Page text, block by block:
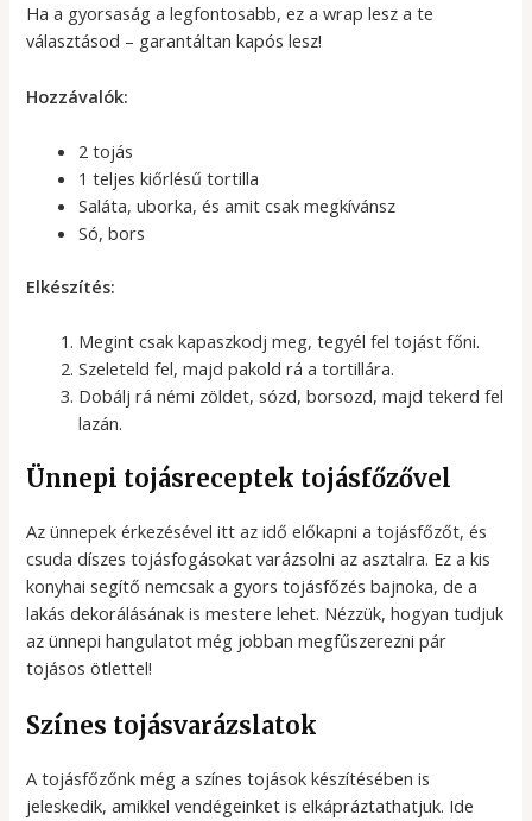
Ha a gyorsaság a legfontosabb, ez a wrap lesz a te
választásod – garantáltan kapós lesz!
Hozzávalók:
2 tojás
1 teljes kiőrlésű tortilla
Saláta, uborka, és amit csak megkívánsz
Só, bors
Elkészítés:
Megint csak kapaszkodj meg, tegyél fel tojást főni.
Szeleteld fel, majd pakold rá a tortillára.
Dobálj rá némi zöldet, sózd, borsozd, majd tekerd fel
lazán.
Ünnepi tojásreceptek tojásfőzővel
Az ünnepek érkezésével itt az idő előkapni a tojásfőzőt, és
csuda díszes tojásfogásokat varázsolni az asztalra. Ez a kis
konyhai segítő nemcsak a gyors tojásfőzés bajnoka, de a
lakás dekorálásának is mestere lehet. Nézzük, hogyan tudjuk
az ünnepi hangulatot még jobban megfűszerezni pár
tojásos ötlettel!
Színes tojásvarázslatok
A tojásfőzőnk még a színes tojások készítésében is
jeleskedik, amikkel vendégeinket is elkápráztathatjuk. Ide